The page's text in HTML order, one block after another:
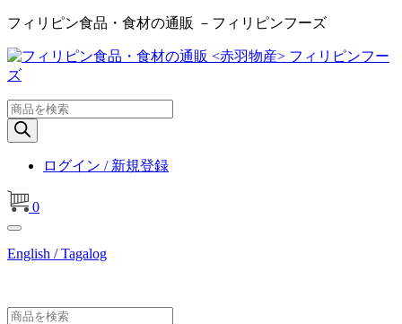
フィリピン食品・食材の通販 －フィリピンフーズ
商
品
検
ログイン / 新規登録
0
English / Tagalog
商